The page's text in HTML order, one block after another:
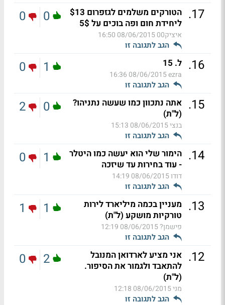
17
.
הטורקים משלמים לגזפרום $13
ליחידת חום ופה בוכים על 5$
איציק00 08/06/2015 16:50
הגב לתגובה זו
0
0
16
. ל. 15
ezra
08/06/2015 16:36
הגב לתגובה זו
1
0
15
. אתה נתכוון כמו שעשה נתניהו?
(ל"ת)
בנצי08/06/2015 15:13
הגב לתגובה זו
0
2
14
. הימור שלי הוא יעשה כמו היטלר
- עוד בחירות עד שיזכה
דודו08/06/2015 14:19
הגב לתגובה זו
1
0
13
. מעניין בכמה מיליארד לירות
טורקיות מושקע (ל"ת)
פישמן?08/06/2015 12:19
הגב לתגובה זו
1
1
12
. אני מציע לארדואן המנובל
להתאבד ולגמור את הסיפור.
(ל"ת)
מני08/06/2015 12:18
הגב לתגובה זו
2
0